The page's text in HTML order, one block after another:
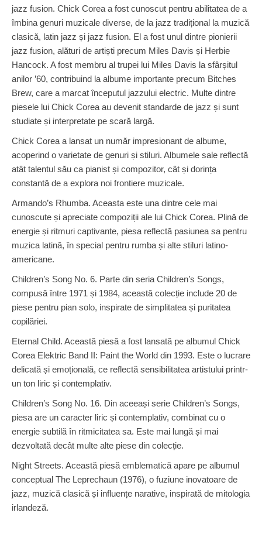
jazz fusion. Chick Corea a fost cunoscut pentru abilitatea de a
îmbina genuri muzicale diverse, de la jazz tradițional la muzică
clasică, latin jazz și jazz fusion. El a fost unul dintre pionierii
jazz fusion, alături de artiști precum Miles Davis și Herbie
Hancock. A fost membru al trupei lui Miles Davis la sfârșitul
anilor ’60, contribuind la albume importante precum Bitches
Brew, care a marcat începutul jazzului electric. Multe dintre
piesele lui Chick Corea au devenit standarde de jazz și sunt
studiate și interpretate pe scară largă.
Chick Corea a lansat un număr impresionant de albume,
acoperind o varietate de genuri și stiluri. Albumele sale reflectă
atât talentul său ca pianist și compozitor, cât și dorința
constantă de a explora noi frontiere muzicale.
Armando’s Rhumba. Aceasta este una dintre cele mai
cunoscute și apreciate compoziții ale lui Chick Corea. Plină de
energie și ritmuri captivante, piesa reflectă pasiunea sa pentru
muzica latină, în special pentru rumba și alte stiluri latino-
americane.
Children’s Song No. 6. Parte din seria Children’s Songs,
compusă între 1971 și 1984, această colecție include 20 de
piese pentru pian solo, inspirate de simplitatea și puritatea
copilăriei.
Eternal Child. Această piesă a fost lansată pe albumul Chick
Corea Elektric Band II: Paint the World din 1993. Este o lucrare
delicată și emoțională, ce reflectă sensibilitatea artistului printr-
un ton liric și contemplativ.
Children’s Song No. 16. Din aceeași serie Children’s Songs,
piesa are un caracter liric și contemplativ, combinat cu o
energie subtilă în ritmicitatea sa. Este mai lungă și mai
dezvoltată decât multe alte piese din colecție.
Night Streets. Această piesă emblematică apare pe albumul
conceptual The Leprechaun (1976), o fuziune inovatoare de
jazz, muzică clasică și influențe narative, inspirată de mitologia
irlandeză.